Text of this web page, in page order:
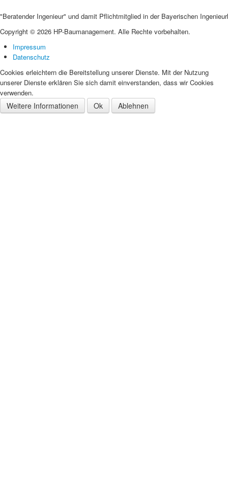
"Beratender Ingenieur" und damit Pflichtmitglied in der Bayerischen
Copyright © 2026 HP-Baumanagement. Alle Rechte vorbehalten.
Impressum
Datenschutz
Cookies erleichtern die Bereitstellung unserer Dienste. Mit der Nutzung
unserer Dienste erklären Sie sich damit einverstanden, dass wir Cookies
verwenden.
Weitere Informationen Ok Ablehnen